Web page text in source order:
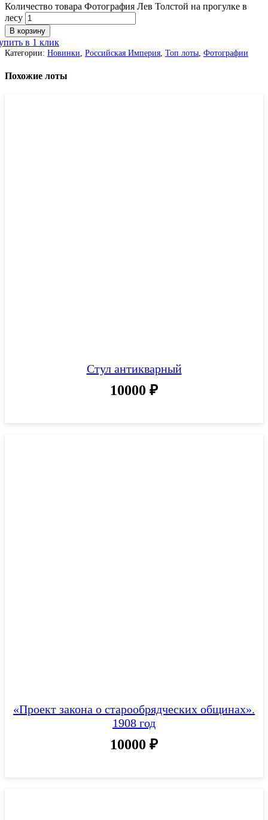
Количество товара Фотография Лев Толстой на прогулке в
лесу
В корзину
в 1 клик
Категории: Новинки Российская Империя Топ лоты Фотографии
Похожие лоты
Стул антикварный
10000 ₽
«Проект закона о старообрядческих общинах».
1908 год
10000 ₽